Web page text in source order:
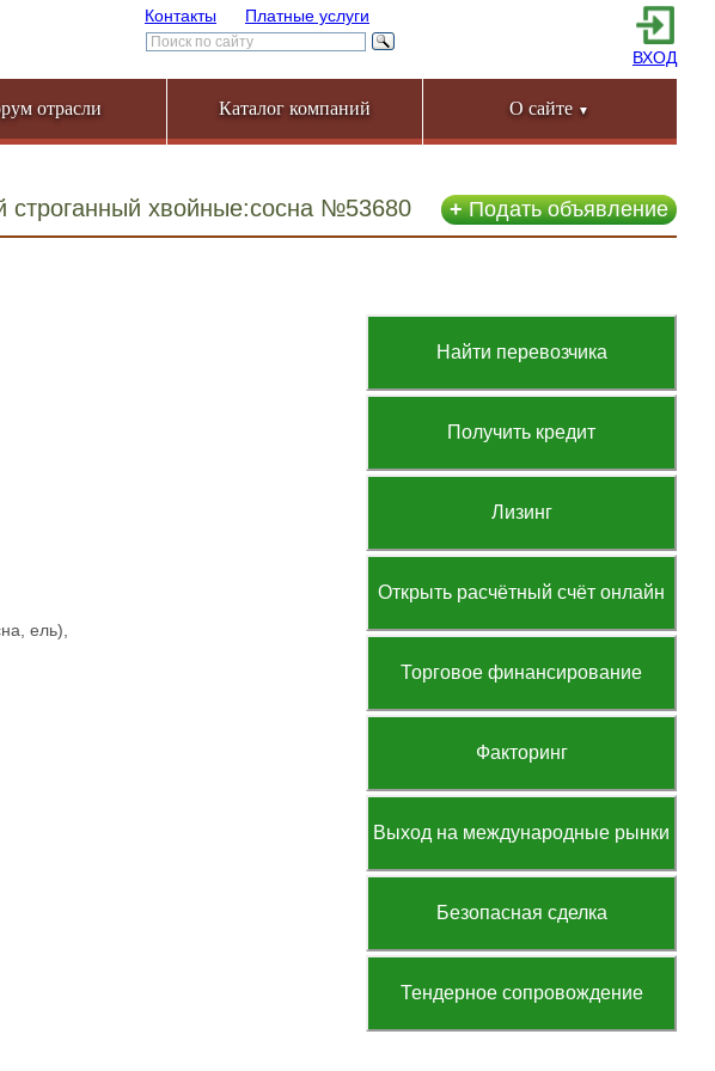
Контакты Платные услуги
ВХОД
отрасли Каталог компаний О сайте ▼
+Подать объявление
строганный хвойные:сосна №53680
Найти перевозчика
Получить кредит
Лизинг
Открыть расчётный счёт онлайн
Торговое финансирование
Факторинг
Выход на международные рынки
Безопасная сделка
Тендерное сопровождение
ель),